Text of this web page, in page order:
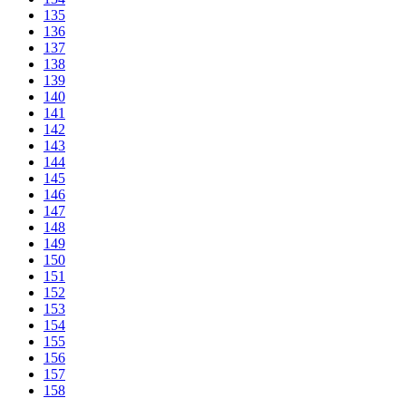
135
136
137
138
139
140
141
142
143
144
145
146
147
148
149
150
151
152
153
154
155
156
157
158